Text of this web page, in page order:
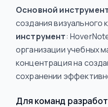
Основной
создания визуального
инструмент:
организации учебных
концентрация на
сохранении
Для команд